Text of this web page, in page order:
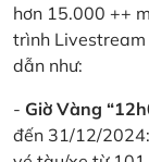
hơn 15.000 ++
trình Livestream
dẫn như:
- Giờ Vàng
đến 31/12/